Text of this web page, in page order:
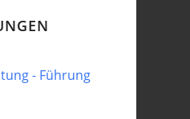
- Führung